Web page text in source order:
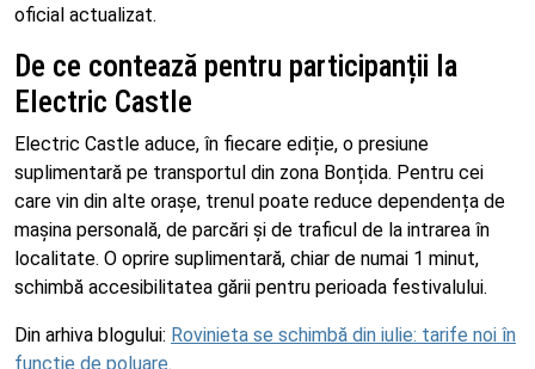
oficial actualizat.
De ce contează pentru participanții la
Electric Castle
Electric Castle aduce, în fiecare ediție, o presiune
suplimentară pe transportul din zona Bonțida. Pentru cei
care vin din alte orașe, trenul poate reduce dependența de
mașina personală, de parcări și de traficul de la intrarea în
localitate. O oprire suplimentară, chiar de numai 1 minut,
schimbă accesibilitatea gării pentru perioada festivalului.
Din arhiva blogului: Rovinieta se schimbă din iulie: tarife noi în
funcție de poluare.